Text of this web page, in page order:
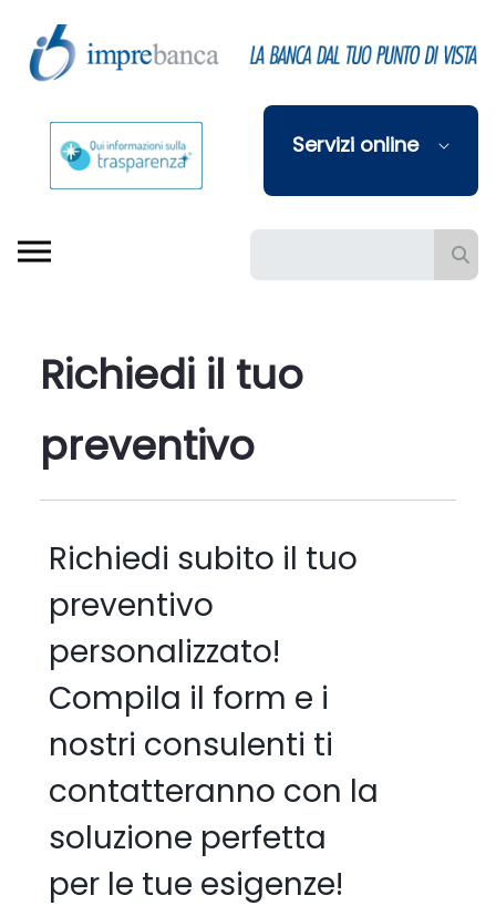
Skip to Main Content
Servizi online
Barra di ricerca
Richiedi il tuo
preventivo
Richiedi subito il tuo
preventivo
personalizzato!
Compila il form e i
nostri consulenti ti
contatteranno con la
soluzione perfetta
per le tue esigenze!